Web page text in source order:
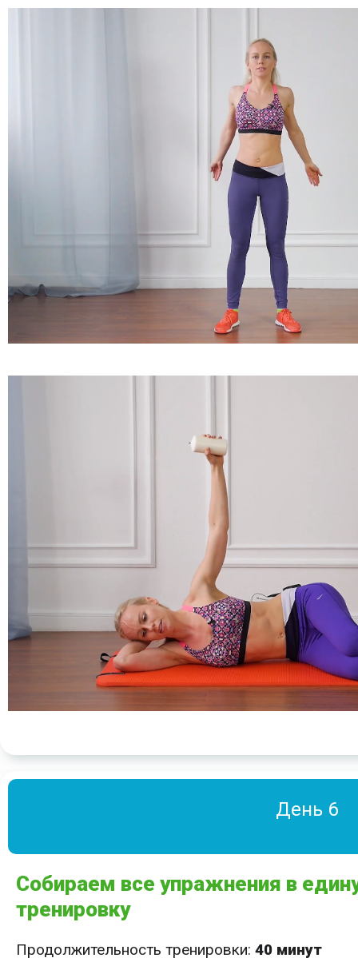
День 6
Собираем все упражнения в
тренировку
Продолжительность тренировки: 40 минут